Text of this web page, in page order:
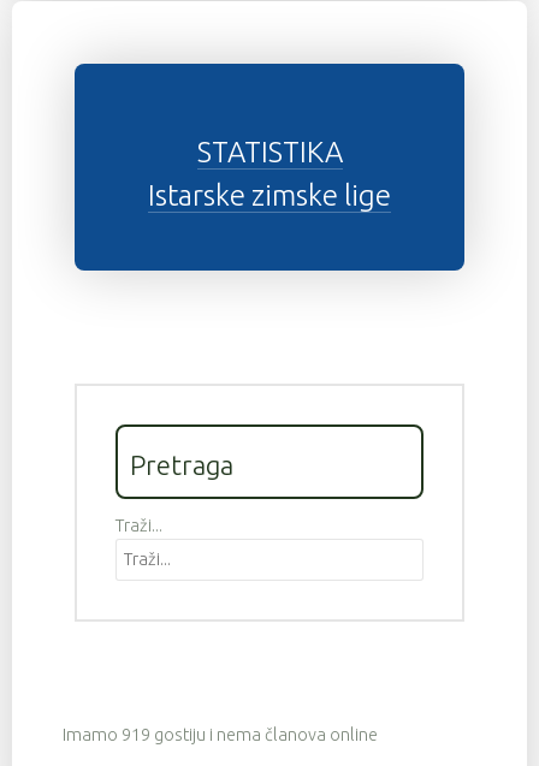
STATISTIKA
Istarske zimske lige
Pretraga
Traži...
Imamo 919 gostiju i nema članova online